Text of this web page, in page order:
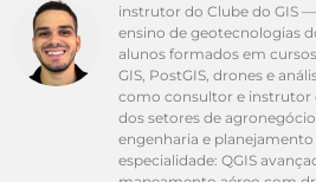
instrutor do Clube do GIS
ensino de geotecnologias
alunos formados em
GIS, PostGIS, drones e
como consultor e instrutor
dos setores de
engenharia e
especialidade: QGIS